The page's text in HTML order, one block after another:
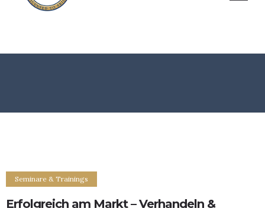
Seminare & Trainings
Erfolgreich am Markt – Verhandeln &